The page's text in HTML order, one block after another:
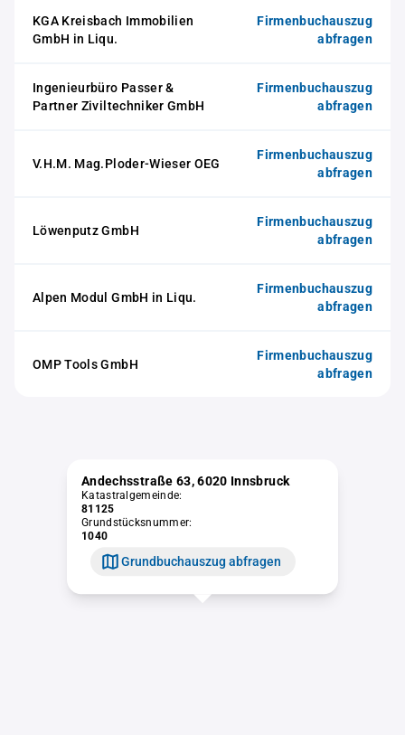
KGA Kreisbach Immobilien
GmbH in Liqu.
Firmenbuchauszug
abfragen
Ingenieurbüro Passer &
Partner Ziviltechniker GmbH
Firmenbuchauszug
abfragen
V.H.M. Mag.Ploder-Wieser OEG
Firmenbuchauszug
abfragen
Löwenputz GmbH
Firmenbuchauszug
abfragen
Alpen Modul GmbH in Liqu.
Firmenbuchauszug
abfragen
OMP Tools GmbH
Firmenbuchauszug
abfragen
Andechsstraße 63, 6020 Innsbruck
Katastralgemeinde:
81125
Grundstücksnummer:
1040
Grundbuchauszug abfragen